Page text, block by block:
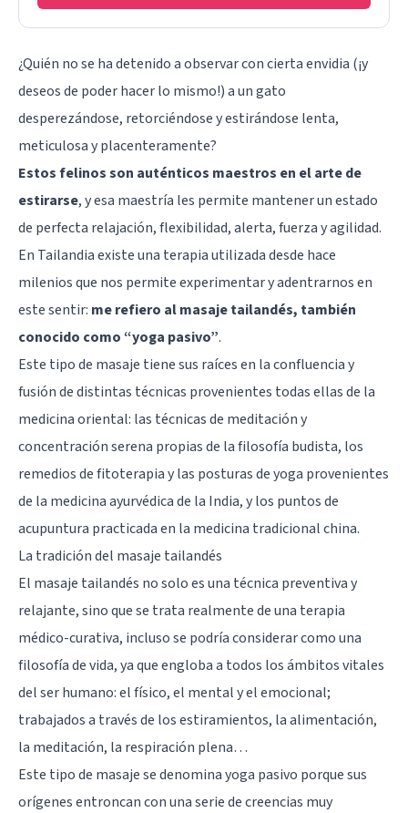
¿Quién no se ha detenido a observar con cierta envidia (¡y
deseos de poder hacer lo mismo!) a un gato
desperezándose, retorciéndose y estirándose lenta,
meticulosa y placenteramente?
Estos felinos son auténticos maestros en el arte de
estirarse, y esa maestría les permite mantener un estado
de perfecta relajación, flexibilidad, alerta, fuerza y agilidad.
En Tailandia existe una terapia utilizada desde hace
milenios que nos permite experimentar y adentrarnos en
este sentir: me refiero al masaje tailandés, también
conocido como “yoga pasivo”.
Este tipo de masaje tiene sus raíces en la confluencia y
fusión de distintas técnicas provenientes todas ellas de la
medicina oriental: las técnicas de meditación y
concentración serena propias de lafilosofía budista, los
remedios de fitoterapia y las posturas de yoga provenientes
de la medicina ayurvédica de la India, y los puntos de
acupuntura practicada en la medicina tradicional china.
La tradición del masaje tailandés
El masaje tailandés no solo es una técnica preventiva y
relajante, sino que se trata realmente de una terapia
médico-curativa, incluso se podría considerar como una
filosofía de vida, ya que engloba a todos los ámbitos vitales
del ser humano: el físico, el mental y el emocional;
trabajados a través de los estiramientos, la alimentación,
la meditación, la respiración plena…
Este tipo de masaje se denomina yoga pasivo porque sus
orígenes entroncan con una serie de creencias muy